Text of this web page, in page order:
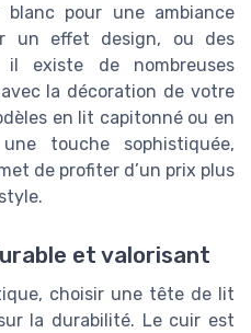
pour une ambiance
un effet design, ou des
il existe de nombreuses
la décoration de votre
en lit capitonné ou en
touche sophistiquée,
de profiter d’un prix plus
et valorisant
choisir une tête de lit
la durabilité. Le cuir est